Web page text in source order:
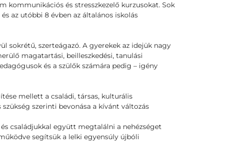
kommunikációs és stresszkezelő kurzusokat. Sok
az utóbbi 8 évben az általános iskolás
sokrétű, szerteágazó. A gyerekek az idejük nagy
magatartási, beilleszkedési, tanulási
és a szülők számára pedig – igény
mellett a családi, társas, kulturális
szerinti bevonása a kívánt változás
családjukkal együtt megtalálni a nehézséget
segítsük a lelki egyensúly újbóli